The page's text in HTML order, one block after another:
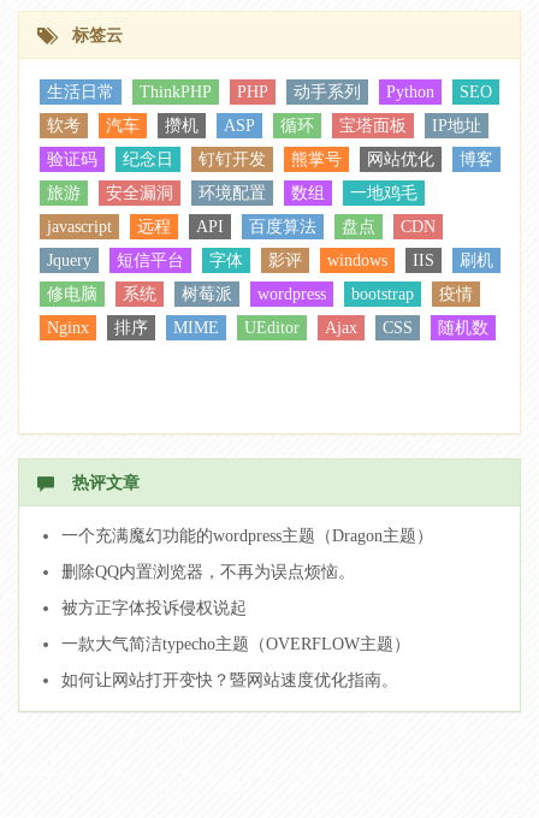
标签云
生活日常 ThinkPHP PHP 动手系列 Python
SEO
软考
汽车 攒机 ASP 循环 宝塔面板
IP地址
验证码
纪念日 钉钉开发 熊掌号 网站优化
博客
旅游
安全漏洞 环境配置 数组
一地鸡毛
javascript
远程 API 百度算法 盘点
CDN
Jquery
短信平台 字体 影评 windows IIS
刷机
修电脑
系统 树莓派 wordpress bootstrap
疫情
Nginx
排序 MIME UEditor Ajax CSS 随机数
热评文章
一个充满魔幻功能的wordpress主题（Dragon主题）
删除QQ内置浏览器，不再为误点烦恼。
被方正字体投诉侵权说起
一款大气简洁typecho主题（OVERFLOW主题）
如何让网站打开变快？暨网站速度优化指南。